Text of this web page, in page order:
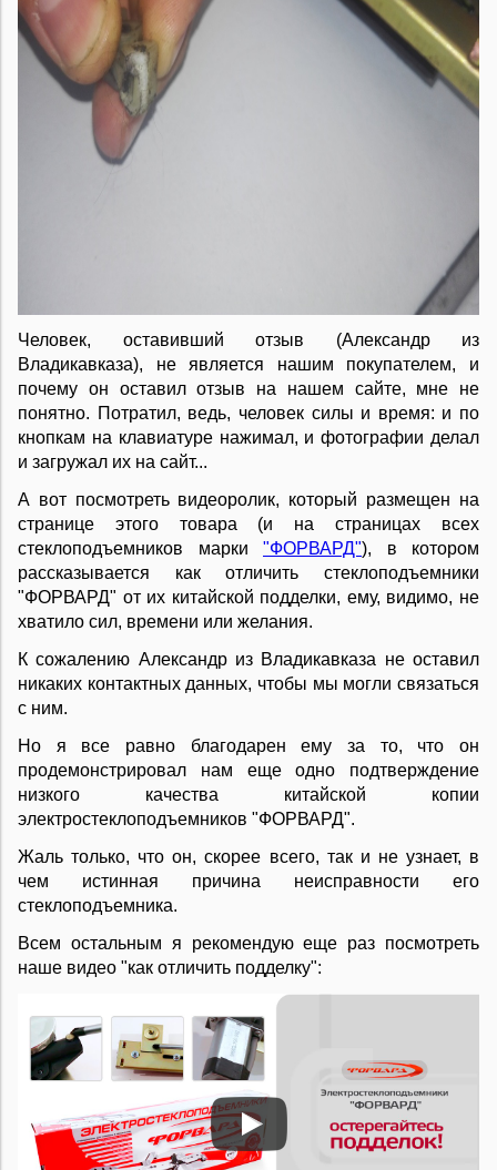
Человек, оставивший отзыв (Александр из
Владикавказа), не является нашим покупателем, и
почему он оставил отзыв на нашем сайте, мне не
понятно. Потратил, ведь, человек силы и время: и по
кнопкам на клавиатуре нажимал, и фотографии делал
и загружал их на сайт...
А вот посмотреть видеоролик, который размещен на
странице этого товара (и на страницах всех
стеклоподъемников марки "ФОРВАРД"), в котором
рассказывается как отличить стеклоподъемники
"ФОРВАРД" от их китайской подделки, ему, видимо, не
хватило сил, времени или желания.
К сожалению Александр из Владикавказа не оставил
никаких контактных данных, чтобы мы могли связаться
с ним.
Но я все равно благодарен ему за то, что он
продемонстрировал нам еще одно подтверждение
низкого качества китайской копии
электростеклоподъемников "ФОРВАРД".
Жаль только, что он, скорее всего, так и не узнает, в
чем истинная причина неисправности его
стеклоподъемника.
Всем остальным я рекомендую еще раз посмотреть
наше видео "как отличить подделку":